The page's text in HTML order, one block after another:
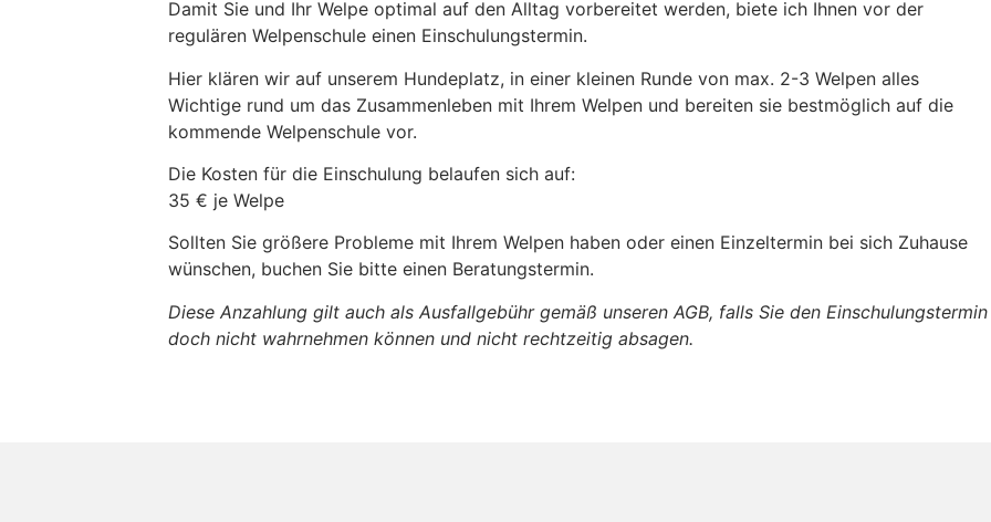
Damit Sie und Ihr Welpe optimal auf den Alltag vorbereitet werden, biete ich Ihnen vor der
regulären Welpenschule einen Einschulungstermin.
Hier klären wir auf unserem Hundeplatz, in einer kleinen Runde von max. 2-3 Welpen alles
Wichtige rund um das Zusammenleben mit Ihrem Welpen und bereiten sie bestmöglich auf die
kommende Welpenschule vor.
Die Kosten für die Einschulung belaufen sich auf:
35 € je Welpe
Sollten Sie größere Probleme mit Ihrem Welpen haben oder einen Einzeltermin bei sich Zuhause
wünschen, buchen Sie bitte einen Beratungstermin.
Diese Anzahlung gilt auch als Ausfallgebühr gemäß unseren AGB, falls Sie den Einschulungstermin
doch nicht wahrnehmen können und nicht rechtzeitig absagen.